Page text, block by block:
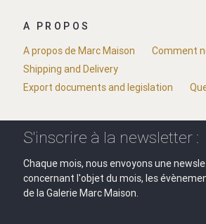
A PROPOS
A propos de Marc Maison
Comment
Shipping and Delivery
Export documents and legislation
S'inscrire à la newsletter :
Chaque mois, nous envoyons une
concernant l'objet du mois, les
de la Galerie Marc Maison.